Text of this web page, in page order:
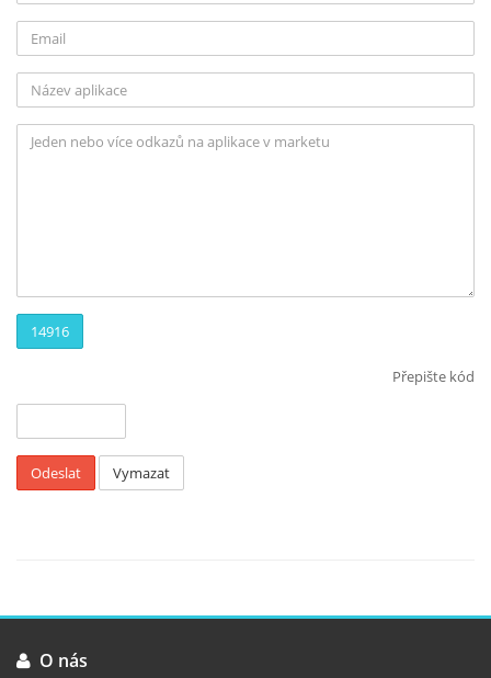
14916
Přepište kód
Odeslat Vymazat
O nás